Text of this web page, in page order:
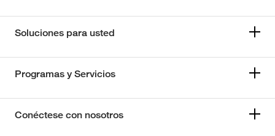
Soluciones para usted
Programas y Servicios
Conéctese con nosotros